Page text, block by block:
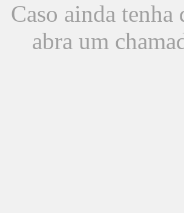
Caso ainda tenha
abra um